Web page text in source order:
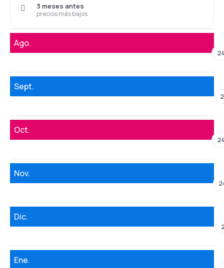
precios más bajos
3 meses antes
Ago.
Sept.
Oct.
Nov.
Dic.
Ene.